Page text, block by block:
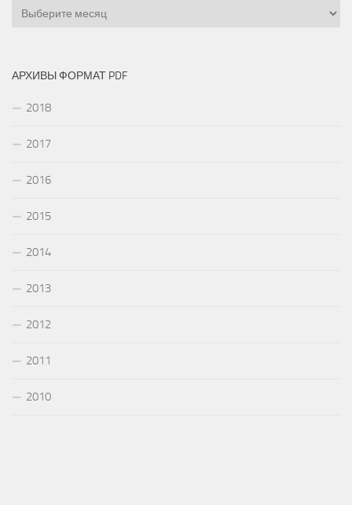
Архивы
АРХИВЫ ФОРМАТ PDF
2018
2017
2016
2015
2014
2013
2012
2011
2010